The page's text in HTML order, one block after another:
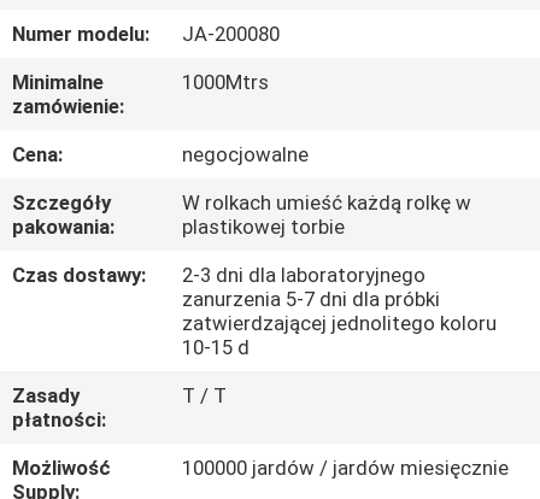
KONTROLA
JAKOŚCI
SKONTAKTUJ
SIĘ
Z
NAMI
AKTUALNOŚCI
PRZYPADKI
Numer modelu:
JA-200080
Minimalne
zamówienie:
1000Mtrs
Cena:
negocjowalne
Szczegóły
pakowania:
W rolkach umieść każdą rolkę w
plastikowej torbie
Czas dostawy:
2-3 dni dla laboratoryjnego
zanurzenia 5-7 dni dla próbki
zatwierdzającej jednolitego koloru
10-15 d
Zasady
płatności:
T / T
Możliwość
Supply:
100000 jardów / jardów miesięcznie